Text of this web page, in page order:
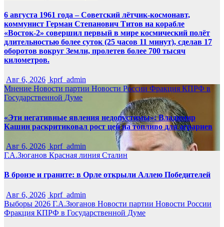
6 августа 1961 года – Советский лётчик-космонавт,
коммунист Герман Степанович Титов на корабле
«Восток-2» совершил первый в мире космический полёт
длительностью более суток (25 часов 11 минут), сделав 17
оборотов вокруг Земли, пролетев более 700 тысяч
километров.
Авг 6, 2026 kprf_admin
Мнение Новости партии Новости России Фракция КПРФ в
Государственной Думе
«Эти негативные явления недопустимы»: Владимир
Кашин раскритиковал рост цен на топливо для аграриев
Авг 6, 2026 kprf_admin
Г.А.Зюганов Красная линия Сталин
В бронзе и граните: в Орле открыли Аллею Победителей
Авг 6, 2026 kprf_admin
Выборы 2026 Г.А.Зюганов Новости партии Новости России
Фракция КПРФ в Государственной Думе